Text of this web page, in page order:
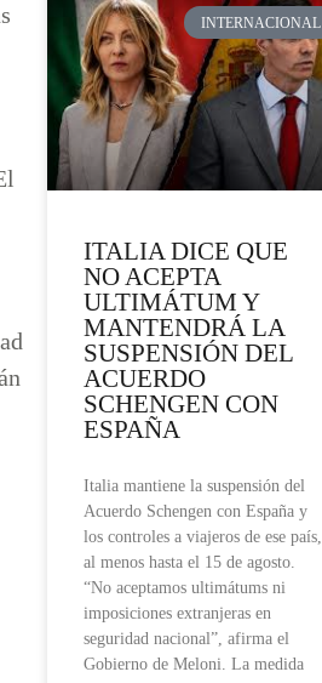
INTERNACIONAL
ITALIA DICE QUE
NO ACEPTA
ULTIMÁTUM Y
MANTENDRÁ LA
SUSPENSIÓN DEL
ACUERDO
SCHENGEN CON
ESPAÑA
Italia mantiene la suspensión del
Acuerdo Schengen con España y
los controles a viajeros de ese país,
al menos hasta el 15 de agosto.
“No aceptamos ultimátums ni
imposiciones extranjeras en
seguridad nacional”, afirma el
Gobierno de Meloni. La medida